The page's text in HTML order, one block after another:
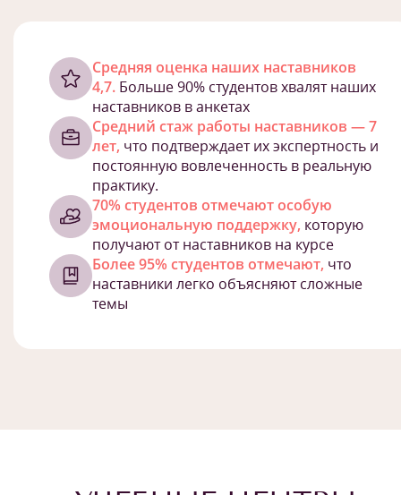
Cредняя оценка наших наставников
4,7. Больше 90% студентов хвалят наших
наставников в анкетах
Средний стаж работы наставников — 7
лет, что подтверждает их экспертность и
постоянную вовлеченность в реальную
практику.
70% студентов отмечают особую
эмоциональную поддержку, которую
получают от наставников на курсе
Более 95% студентов отмечают, что
наставники легко объясняют сложные
темы